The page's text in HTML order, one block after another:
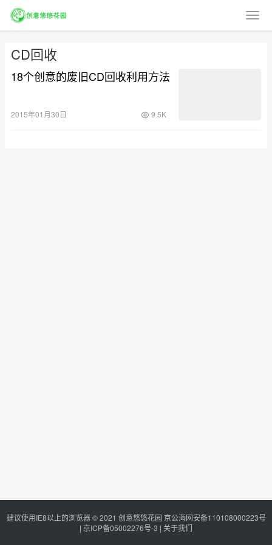
CD回收
18个创意的废旧CD回收利用方法
2015年01月30日 9.5K
建议使用IE8以上的浏览器 © 2021 创意悠悠花园 京公海网安备110108000223号
| 京ICP备05002276号-3 | 关于我们